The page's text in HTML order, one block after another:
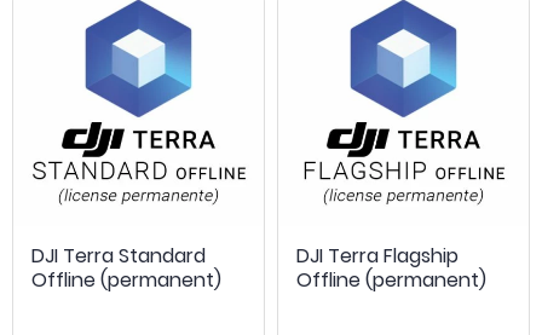
DJI Terra Standard
Offline (permanent)
DJI Terra Flagship
Offline (permanent)